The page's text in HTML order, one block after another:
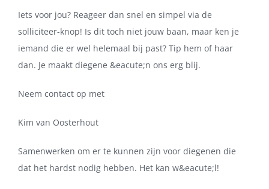
Iets voor jou? Reageer dan snel en simpel via de
solliciteer-knop! Is dit toch niet jouw baan, maar ken je
iemand die er wel helemaal bij past? Tip hem of haar
dan. Je maakt diegene &eacute;n ons erg blij.
Neem contact op met
Kim van Oosterhout
Samenwerken om er te kunnen zijn voor diegenen die
dat het hardst nodig hebben. Het kan w&eacute;l!